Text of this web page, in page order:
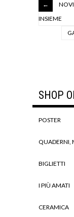
INSIEME
SHOP
POSTER
QUADERNI,
BIGLIETTI
I PIÙ AMATI
CERAMICA